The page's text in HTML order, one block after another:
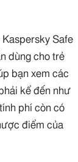
Kaspersky Safe
dùng cho trẻ
bạn xem các
kể đến như
phí còn có
điểm của